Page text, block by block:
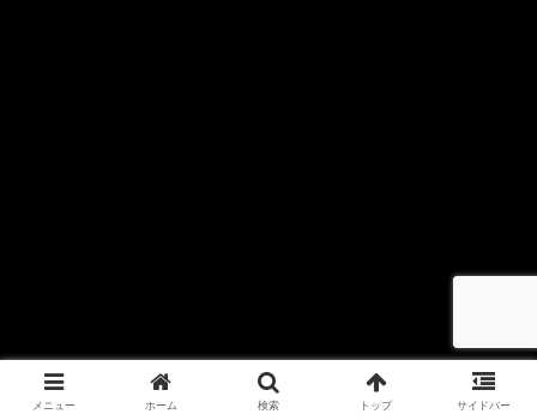
メニュー ホーム 検索 トップ サイドバー